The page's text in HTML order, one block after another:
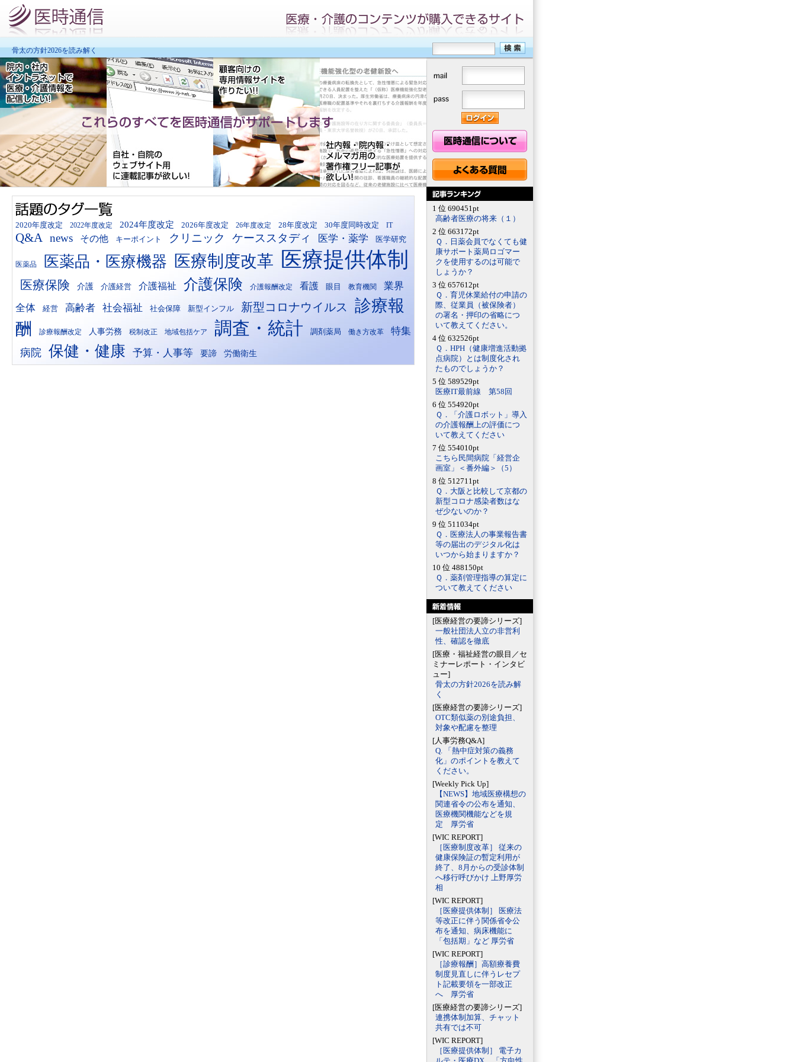
骨太の方針2026を読み解く
2020年度改定 2022年度改定 2024年度改定 2026年度改定 26年度改定 28年度改定 30年度同時改定 IT
Q&A news その他 キーポイント クリニック ケーススタディ 医学・薬学 医学研究
医薬品 医薬品・医療機器 医療制度改革 医療提供体制
医療保険 介護 介護経営 介護福祉 介護保険 介護報酬改定 看護 眼目 教育機関
業界
全体
経営 高齢者 社会福祉 社会保障 新型インフル 新型コロナウイルス
診療報
酬
診療報酬改定 人事労務 税制改正 地域包括ケア 調査・統計 調剤薬局 働き方改革 特集
病院 保健・健康 予算・人事等 要諦 労働衛生
1 位 690451pt
高齢者医療の将来（１）
2 位 663172pt
Ｑ．日薬会員でなくても健
康サポート薬局ロゴマー
クを使用するのは可能で
しょうか？
3 位 657612pt
Ｑ．育児休業給付の申請の
際、従業員（被保険者）
の署名・押印の省略につ
いて教えてください。
4 位 632526pt
Ｑ．HPH（健康増進活動拠
点病院）とは制度化され
たものでしょうか？
5 位 589529pt
医療IT最前線 第58回
6 位 554920pt
Ｑ．「介護ロボット」導入
の介護報酬上の評価につ
いて教えてください
7 位 554010pt
こちら民間病院「経営企
画室」＜番外編＞（5）
8 位 512711pt
Ｑ．大阪と比較して京都の
新型コロナ感染者数はな
ぜ少ないのか？
9 位 511034pt
Ｑ．医療法人の事業報告書
等の届出のデジタル化は
いつから始まりますか？
10 位 488150pt
Ｑ．薬剤管理指導の算定に
ついて教えてください
[医療経営の要諦シリーズ]
一般社団法人立の非営利
性、確認を徹底
[医療・福祉経営の眼目／セ
ミナーレポート・インタビ
ュー]
骨太の方針2026を読み解
く
[医療経営の要諦シリーズ]
OTC類似薬の別途負担、
対象や配慮を整理
[人事労務Q&A]
Q. 「熱中症対策の義務
化」のポイントを教えて
ください。
[Weekly Pick Up]
【NEWS】地域医療構想の
関連省令の公布を通知、
医療機関機能などを規
定 厚労省
[WIC REPORT]
［医療制度改革］ 従来の
健康保険証の暫定利用が
終了、8月からの受診体制
へ移行呼びかけ 上野厚労
相
[WIC REPORT]
［医療提供体制］ 医療法
等改正に伴う関係省令公
布を通知、病床機能に
「包括期」など 厚労省
[WIC REPORT]
［診療報酬］高額療養費
制度見直しに伴うレセプ
ト記載要領を一部改正
へ 厚労省
[医療経営の要諦シリーズ]
連携体制加算、チャット
共有では不可
[WIC REPORT]
［医療提供体制］ 電子カ